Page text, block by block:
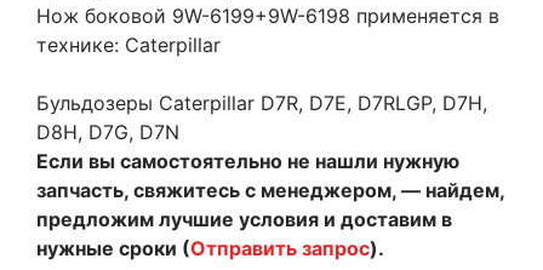
Нож боковой 9W-6199+9W-6198 применяется в
технике: Caterpillar
Бульдозеры Caterpillar D7R, D7E, D7RLGP, D7H,
D8H, D7G, D7N
Если вы самостоятельно не нашли нужную
запчасть, свяжитесь с менеджером, — найдем,
предложим лучшие условия и доставим в
нужные сроки (Отправить запрос).